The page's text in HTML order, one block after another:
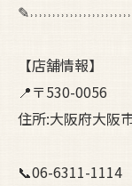
【店舗情報】
📍〒530-0056
住所:大阪府大阪
📞06-6311-1114